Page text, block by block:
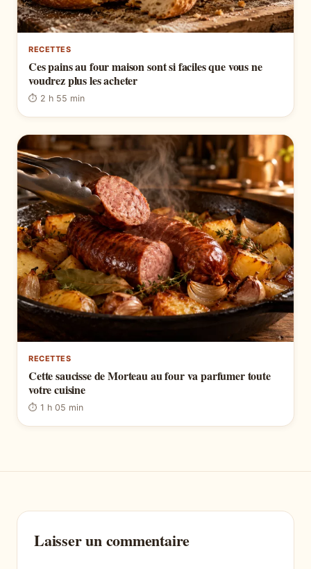
RECETTES
Ces pains au four maison sont si faciles que vous ne
voudrez plus les acheter
⏱ 2 h 55 min
RECETTES
Cette saucisse de Morteau au four va parfumer toute
votre cuisine
⏱ 1 h 05 min
Laisser un commentaire